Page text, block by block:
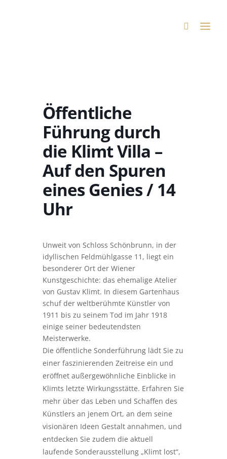
Öffentliche
Führung durch
die Klimt Villa –
Auf den Spuren
eines Genies / 14
Uhr
Unweit von Schloss Schönbrunn, in der
idyllischen Feldmühlgasse 11, liegt ein
besonderer Ort der Wiener
Kunstgeschichte: das ehemalige Atelier
von Gustav Klimt. In diesem Gartenhaus
schuf der weltberühmte Künstler von
1911 bis zu seinem Tod im Jahr 1918
einige seiner bedeutendsten
Meisterwerke.
Die öffentliche Sonderführung lädt Sie zu
einer faszinierenden Zeitreise ein und
eröffnet außergewöhnliche Einblicke in
Klimts letzte Wirkungsstätte. Erfahren Sie
mehr über das Leben und Schaffen des
Künstlers an jenem Ort, an dem seine
visionären Ideen Gestalt annahmen, und
entdecken Sie zudem die aktuell
laufende Sonderausstellung „Klimt lost“,